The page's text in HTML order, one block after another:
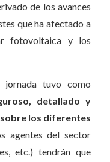
de los avances
que ha afectado a
fotovoltaica y los
tuvo como
detallado y
los diferentes
agentes del sector
etc.) tendrán que